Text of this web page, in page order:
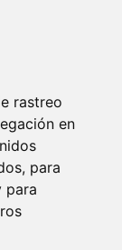
rastreo
en
para
para